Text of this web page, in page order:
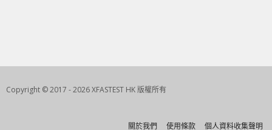
Copyright © 2017 - 2026 XFASTEST HK 版權所有
關於我們 使用條款 個人資料收集聲明